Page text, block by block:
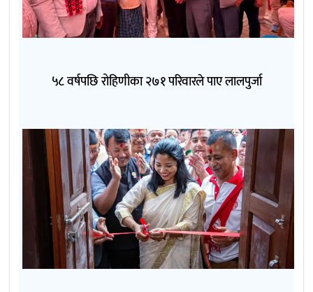
५८ वर्षपछि रोहिणीका २७१ परिवारले पाए लालपुर्जा